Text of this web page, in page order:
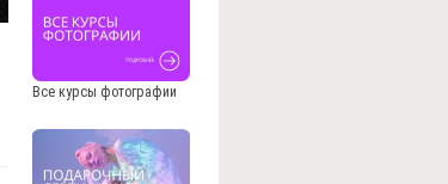
Все курсы фотографии